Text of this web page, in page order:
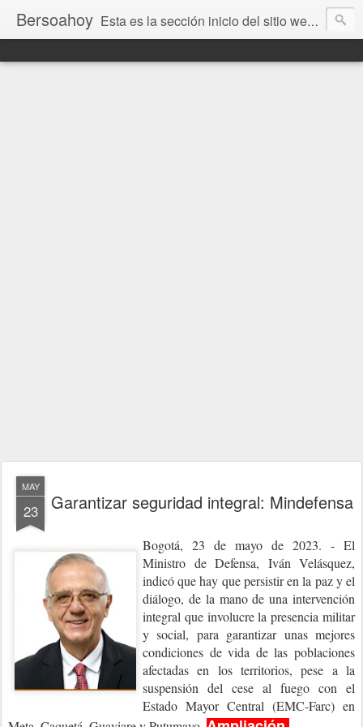
Bersoahoy Esta es la sección inicio del sitio web Bersoahoy con noticias virtuales. Entradas del informativo www.bersoahoy.co
MAY
23 Garantizar seguridad integral: Mindefensa
Bogotá, 23 de mayo de 2023. - El
Ministro de Defensa, Iván Velásquez,
indicó que hay que persistir en la paz y el
diálogo, de la mano de una intervención
integral que involucre la presencia militar
y social, para garantizar unas mejores
condiciones de vida de las poblaciones
afectadas en los territorios, pese a la
suspensión del cese al fuego con el
Estado Mayor Central (EMC-Farc) en